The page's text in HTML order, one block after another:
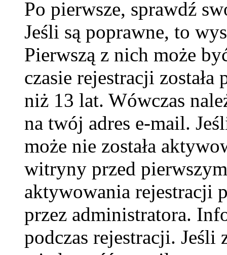
Po pierwsze, sprawdź
Jeśli są poprawne, to
Pierwszą z nich może
czasie rejestracji
niż 13 lat. Wówczas
na twój adres e-mail.
może nie została
witryny przed
aktywowania rejestracji
przez administratora.
podczas rejestracji. Jeśli